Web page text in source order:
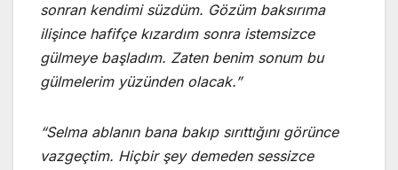
sonran kendimi süzdüm. Gözüm baksırıma
ilişince hafifçe kızardım sonra istemsizce
gülmeye başladım. Zaten benim sonum bu
gülmelerim yüzünden olacak.”
“Selma ablanın bana bakıp sırıttığını görünce
vazgeçtim. Hiçbir şey demeden sessizce